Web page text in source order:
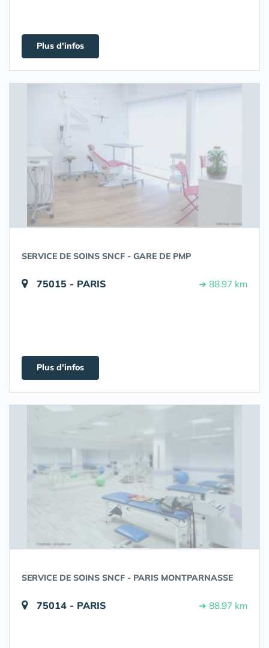
Plus d'infos
SERVICE DE SOINS SNCF - GARE DE PMP
75015 - PARIS ➔ 88.97 km
Plus d'infos
SERVICE DE SOINS SNCF - PARIS MONTPARNASSE
75014 - PARIS ➔ 88.97 km